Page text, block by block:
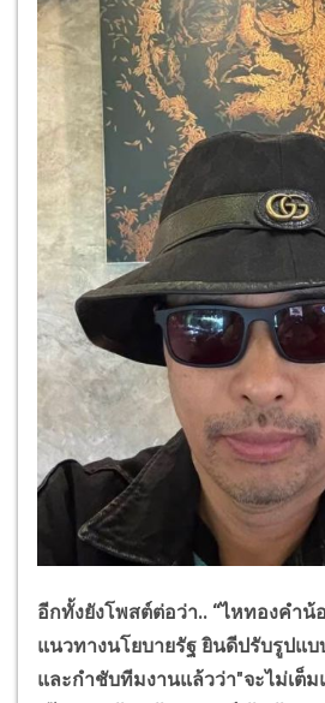
อีกทั้งยังโพสต์ต่อว่า.. “ไหทองคำ
แนวทางนโยบายรัฐ ยินดีปรับรูปแบ
และกำชับทีมงานแล้วว่า"จะไม่เต็ม